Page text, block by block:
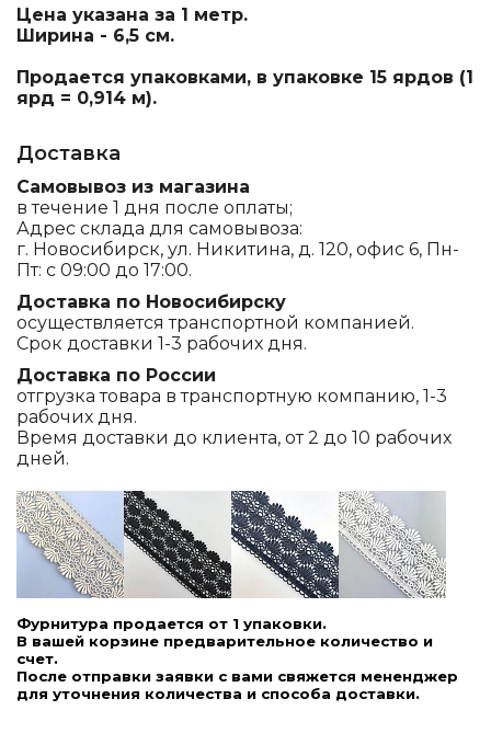
Цена указана за 1 метр.
Ширина - 6,5 см.
Продается упаковками, в упаковке 15 ярдов (1
ярд = 0,914 м).
Доставка
Самовывоз из магазина
в течение 1 дня после оплаты;
Адрес склада для самовывоза:
г. Новосибирск, ул. Никитина, д. 120, офис 6, Пн-
Пт: с 09:00 до 17:00.
Доставка по Новосибирску
осуществляется транспортной компанией.
Срок доставки 1-3 рабочих дня.
Доставка по России
отгрузка товара в транспортную компанию, 1-3
рабочих дня.
Время доставки до клиента, от 2 до 10 рабочих
дней.
Фурнитура продается от 1 упаковки.
В вашей корзине предварительное количество и
счет.
После отправки заявки с вами свяжется мененджер
для уточнения количества и способа доставки.